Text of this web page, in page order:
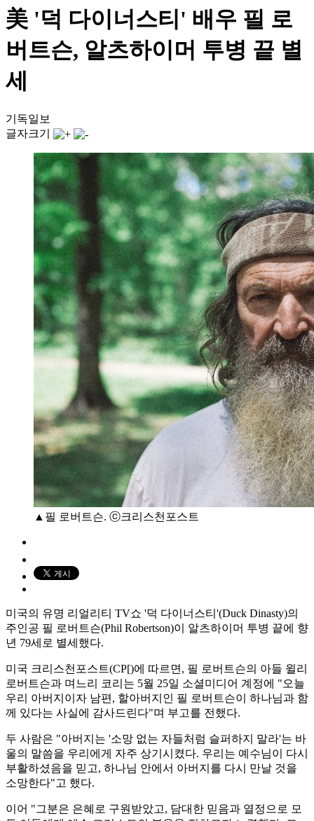
美 '덕 다이너스티' 배우 필 로
버트슨, 알츠하이머 투병 끝 별
세
기독일보
글자크기
▲필 로버트슨. ⓒ크리스천포스트
미국의 유명 리얼리티 TV쇼 '덕 다이너스티'(Duck Dinasty)의
주인공 필 로버트슨(Phil Robertson)이 알츠하이머 투병 끝에 향
년 79세로 별세했다.
미국 크리스천포스트(CP[)에 따르면, 필 로버트슨의 아들 윌리
로버트슨과 며느리 코리는 5월 25일 소셜미디어 계정에 "오늘
우리 아버지이자 남편, 할아버지인 필 로버트슨이 하나님과 함
께 있다는 사실에 감사드린다"며 부고를 전했다.
두 사람은 "아버지는 '소망 없는 자들처럼 슬퍼하지 말라'는 바
울의 말씀을 우리에게 자주 상기시켰다. 우리는 예수님이 다시
부활하셨음을 믿고, 하나님 안에서 아버지를 다시 만날 것을
소망한다"고 했다.
이어 "그분은 은혜로 구원받았고, 담대한 믿음과 열정으로 모